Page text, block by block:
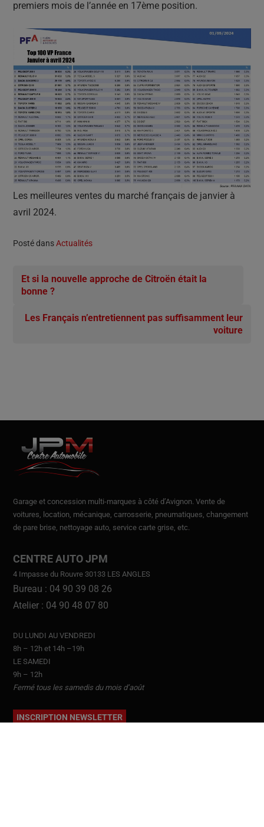
premiers mois de l’année en 17ème position.
Les meilleures ventes du marché français de janvier à
avril 2024.
Posté dansActualités
Et si la nouvelle approche de Citroën était la
bonne ?
Les Français n’entretiennent pas suffisamment leur
voiture
Garage et concession multi-marques à côté d’Avignon. Vente de
voitures, location, mécanique, carrosserie, pneumatiques, changement
de pare brise, nettoyage auto, service carte grise, etc.
CENTRE AUTO JPM
4 Impasse du Rouvre 30133 LES ANGLES
Bureau : 04 90 39 08 26
Atelier : 04 90 48 07 80
DU LUNDI AU VENDREDI
8h – 12h et 14h –19h
LE SAMEDI
9h – 12h
Fermé tous les samedis du mois d’août
INSCRIPTION NEWSLETTER